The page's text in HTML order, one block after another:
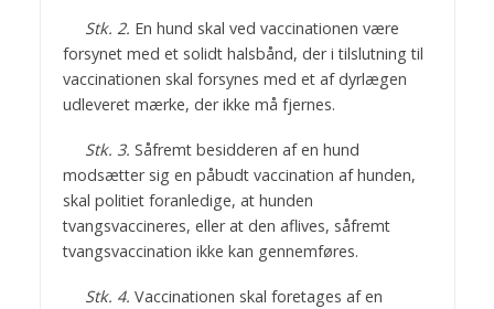
Stk. 2. En hund skal ved vaccinationen være
forsynet med et solidt halsbånd, der i tilslutning til
vaccinationen skal forsynes med et af dyrlægen
udleveret mærke, der ikke må fjernes.
Stk. 3. Såfremt besidderen af en hund
modsætter sig en påbudt vaccination af hunden,
skal politiet foranledige, at hunden
tvangsvaccineres, eller at den aflives, såfremt
tvangsvaccination ikke kan gennemføres.
Stk. 4. Vaccinationen skal foretages af en